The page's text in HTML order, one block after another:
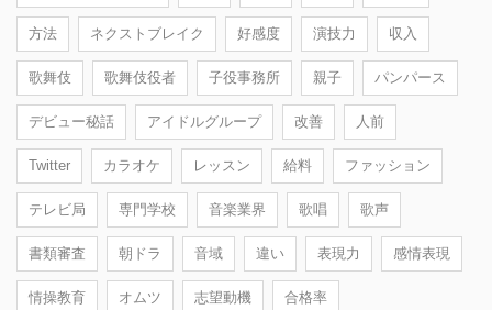
方法 ネクストブレイク 好感度 演技力 収入
歌舞伎 歌舞伎役者 子役事務所 親子 パンパース
デビュー秘話 アイドルグループ 改善 人前
Twitter カラオケ レッスン 給料 ファッション
テレビ局 専門学校 音楽業界 歌唱 歌声
書類審査 朝ドラ 音域 違い 表現力 感情表現
情操教育 オムツ 志望動機 合格率